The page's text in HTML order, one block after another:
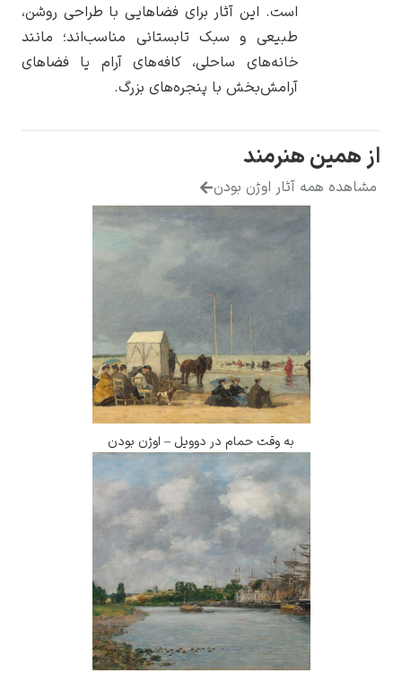
پرفروش‌ترین
تابلوها
است. این آثار برای فضاهایی با طراحی روشن،
طبیعی و سبک تابستانی مناسب‌اند؛ مانند
خانه‌های ساحلی، کافه‌های آرام یا فضاهای
آرامش‌بخش با پنجره‌های بزرگ.
از همین هنرمند
مشاهده همه آثار اوژن بودن
به وقت حمام در دوویل – اوژن بودن